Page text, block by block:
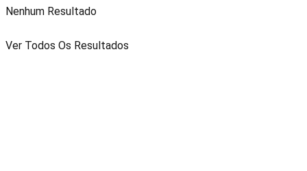
Nenhum Resultado
Ver Todos Os Resultados